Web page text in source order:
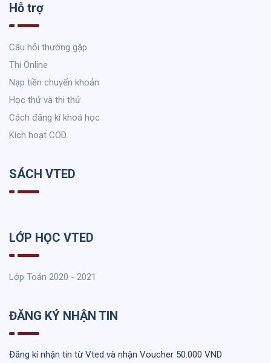
Hỗ trợ
Câu hỏi thường gặp
Thi Online
Nạp tiền chuyển khoản
Học thử và thi thử
Cách đăng kí khoá học
Kích hoạt COD
SÁCH VTED
LỚP HỌC VTED
Lớp Toán 2020 - 2021
ĐĂNG KÝ NHẬN TIN
Đăng kí nhận tin từ Vted và nhận Voucher 50.000 VND